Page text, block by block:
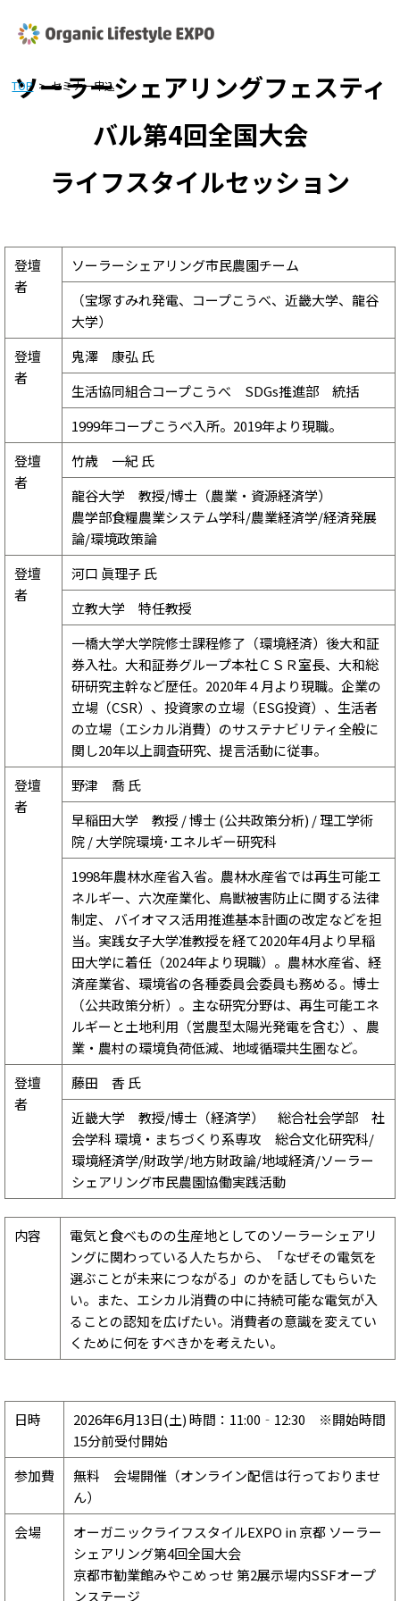
TOP>セミナー申込
ソーラーシェアリングフェスティ
バル第4回全国大会
ライフスタイルセッション
登壇
者
ソーラーシェアリング市民農園チーム
（宝塚すみれ発電、コープこうべ、近畿大学、龍谷
大学）
登壇
者
鬼澤 康弘 氏
生活協同組合コープこうべ SDGs推進部 統括
1999年コープこうべ入所。2019年より現職。
登壇
者
竹歳 一紀 氏
龍谷大学 教授/博士（農業・資源経済学）
農学部食糧農業システム学科/農業経済学/経済発展
論/環境政策論
登壇
者
河口 眞理子 氏
立教大学 特任教授
一橋大学大学院修士課程修了（環境経済）後大和証
券入社。大和証券グループ本社ＣＳＲ室長、大和総
研研究主幹など歴任。2020年４月より現職。企業の
立場（CSR）、投資家の立場（ESG投資）、生活者
の立場（エシカル消費）のサステナビリティ全般に
関し20年以上調査研究、提言活動に従事。
登壇
者
野津 喬 氏
早稲田大学 教授 / 博士 (公共政策分析) / 理工学術
院 / 大学院環境･エネルギー研究科
1998年農林水産省入省。農林水産省では再生可能エ
ネルギー、六次産業化、鳥獣被害防止に関する法律
制定、 バイオマス活用推進基本計画の改定などを担
当。実践女子大学准教授を経て2020年4月より早稲
田大学に着任（2024年より現職）。農林水産省、経
済産業省、環境省の各種委員会委員も務める。博士
（公共政策分析）。主な研究分野は、再生可能エネ
ルギーと土地利用（営農型太陽光発電を含む）、農
業・農村の環境負荷低減、地域循環共生圏など。
登壇
者
藤田 香 氏
近畿大学 教授/博士（経済学） 総合社会学部 社
会学科 環境・まちづくり系専攻 総合文化研究科/
環境経済学/財政学/地方財政論/地域経済/ソーラー
シェアリング市民農園協働実践活動
内容
電気と食べものの生産地としてのソーラーシェアリ
ングに関わっている人たちから、「なぜその電気を
選ぶことが未来につながる」のかを話してもらいた
い。また、エシカル消費の中に持続可能な電気が入
ることの認知を広げたい。消費者の意識を変えてい
くために何をすべきかを考えたい。
日時
2026年6月13日(土) 時間：11:00‐12:30 ※開始時間
15分前受付開始
参加費
無料 会場開催（オンライン配信は行っておりませ
ん）
会場
オーガニックライフスタイルEXPO in 京都 ソーラー
シェアリング第4回全国大会
京都市勧業館みやこめっせ 第2展示場内SSFオープ
ンステージ